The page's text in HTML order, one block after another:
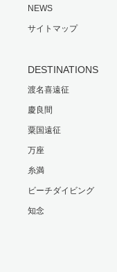
NEWS
サイトマップ
DESTINATIONS
渡名喜遠征
慶良間
粟国遠征
万座
糸満
ビーチダイビング
知念